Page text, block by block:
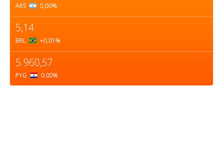
ARS 0,00%
5,14
BRL +0,01 %
5.960,57
PYG 0,00%